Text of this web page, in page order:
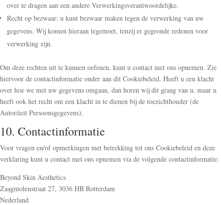
over te dragen aan een andere Verwerkingsverantwoordelijke.
Recht op bezwaar: u kunt bezwaar maken tegen de verwerking van uw
gegevens. Wij komen hieraan tegemoet, tenzij er gegronde redenen voor
verwerking zijn.
Om deze rechten uit te kunnen oefenen, kunt u contact met ons opnemen. Zie
hiervoor de contactinformatie onder aan dit Cookiebeleid. Heeft u een klacht
over hoe we met uw gegevens omgaan, dan horen wij dit graag van u, maar u
heeft ook het recht om een klacht in te dienen bij de toezichthouder (de
Autoriteit Persoonsgegevens).
10. Contactinformatie
Voor vragen en/of opmerkingen met betrekking tot ons Cookiebeleid en deze
verklaring kunt u contact met ons opnemen via de volgende contactinformatie:
Beyond Skin Aesthetics
Zaagmolenstraat 27, 3036 HB Rotterdam
Nederland